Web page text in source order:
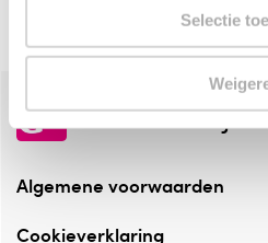
Selectie
Check onze folders ⁠bij
de vriendelijke
Algemene voorwaarden
Cookieverklaring